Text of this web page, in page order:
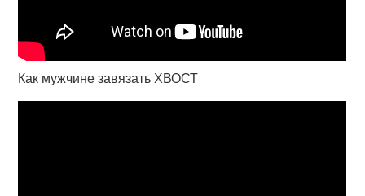
Как мужчине завязать ХВОСТ